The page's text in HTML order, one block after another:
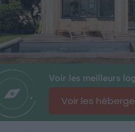
Voir les meilleurs
Voir les